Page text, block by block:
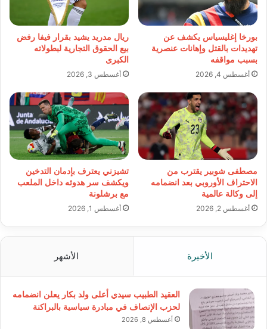
بورخا إغليسياس يكشف عن
تهديدات بالقتل وإهانات عنصرية
بسبب مواقفه
أغسطس 4, 2026
ريال مدريد يشيد بقرار فيفا رفض
بيع الحقوق التجارية لبطولاته
الكبرى
أغسطس 3, 2026
مصطفى شوبير يقترب من
الاحتراف الأوروبي بعد انضمامه
إلى وكالة عالمية
أغسطس 2, 2026
تشيزني يعترف بإدمان التدخين
ويكشف سر هدوئه داخل الملعب
مع برشلونة
أغسطس 1, 2026
الأخيرة الأشهر
العقيد الطبيب سيدي أعلى ولد بكار يعلن انضمامه
لحزب الإنصاف في مبادرة سياسية بالبراكنة
أغسطس 8, 2026